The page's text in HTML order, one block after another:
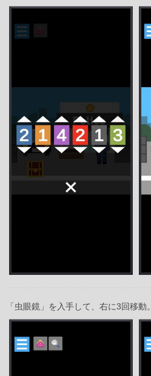
「虫眼鏡」を入手して、右に3回移動。